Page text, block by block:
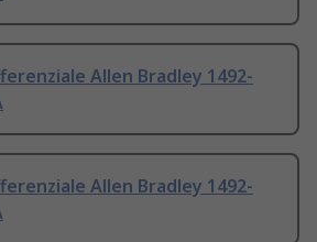
Allen Bradley 1492-
Allen Bradley 1492-